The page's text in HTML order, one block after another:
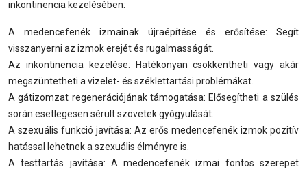
inkontinencia kezelésében:
A medencefenék izmainak újraépítése és erősítése: Segít
visszanyerni az izmok erejét és rugalmasságát.
Az inkontinencia kezelése: Hatékonyan csökkentheti vagy akár
megszüntetheti a vizelet- és széklettartási problémákat.
A gátizomzat regenerációjának támogatása: Elősegítheti a szülés
során esetlegesen sérült szövetek gyógyulását.
A szexuális funkció javítása: Az erős medencefenék izmok pozitív
hatással lehetnek a szexuális élményre is.
A testtartás javítása: A medencefenék izmai fontos szerepet